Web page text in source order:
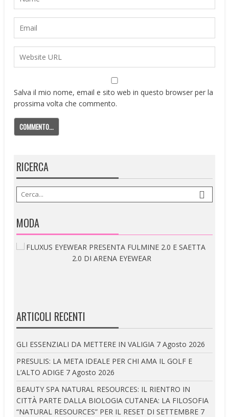
Salva il mio nome, email e sito web in questo browser per la
prossima volta che commento.
RICERCA
MODA
ARTICOLI RECENTI
GLI ESSENZIALI DA METTERE IN VALIGIA 7 Agosto 2026
PRESULIS: LA META IDEALE PER CHI AMA IL GOLF E
L’ALTO ADIGE 7 Agosto 2026
BEAUTY SPA NATURAL RESOURCES: IL RIENTRO IN
CITTÀ PARTE DALLA BIOLOGIA CUTANEA: LA FILOSOFIA
“NATURAL RESOURCES” PER IL RESET DI SETTEMBRE 7